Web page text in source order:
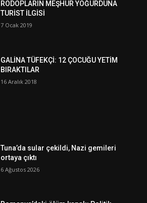
RODOPLARIN MEŞHUR YOĞURDUNA
TURİST İLGİSİ
7 Ocak 2019
GALİNA TÜFEKÇİ: 12 ÇOCUĞU YETİM
BIRAKTILAR
16 Aralık 2018
Tuna’da sular çekildi, Nazi gemileri
ortaya çıktı
6 Ağustos 2026